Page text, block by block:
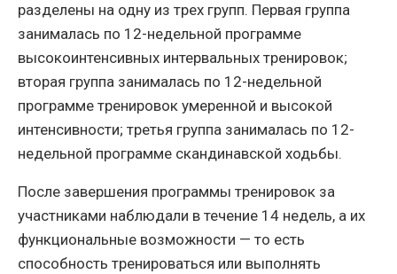
разделены на одну из трех групп. Первая группа
занималась по 12-недельной программе
высокоинтенсивных интервальных тренировок;
вторая группа занималась по 12-недельной
программе тренировок умеренной и высокой
интенсивности; третья группа занималась по 12-
недельной программе скандинавской ходьбы.
После завершения программы тренировок за
участниками наблюдали в течение 14 недель, а их
функциональные возможности — то есть
способность тренироваться или выполнять